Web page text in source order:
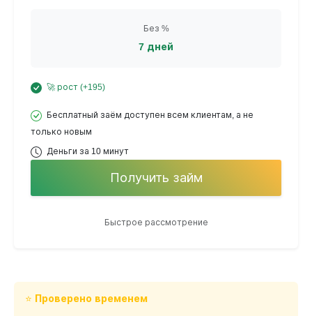
Без %
7 дней
🚀 рост (+195)
Бесплатный заём доступен всем клиентам, а не
только новым
Деньги за 10 минут
Получить займ
Быстрое рассмотрение
⭐ Проверено временем